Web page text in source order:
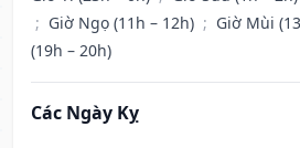
; Giờ Ngọ (11h – 12h) ; Giờ Mùi
(19h – 20h)
Các Ngày Kỵ